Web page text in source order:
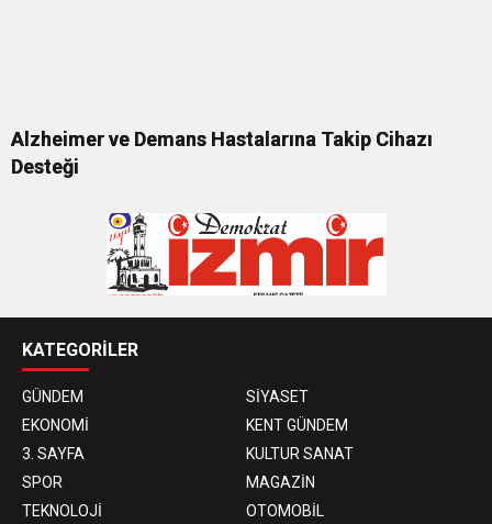
Alzheimer ve Demans Hastalarına Takip Cihazı
Desteği
KATEGORİLER
GÜNDEM
SİYASET
EKONOMİ
KENT GÜNDEM
3. SAYFA
KULTUR SANAT
SPOR
MAGAZİN
TEKNOLOJİ
OTOMOBİL